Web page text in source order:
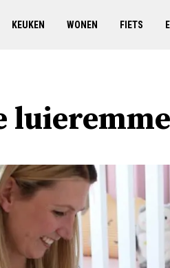
KEUKEN WONEN FIETS